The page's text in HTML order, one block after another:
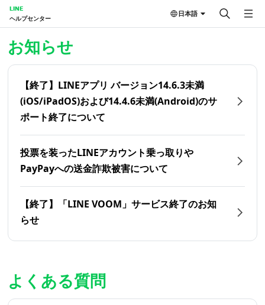
LINE
ヘルプセンター
日本語
お知らせ
【終了】LINEアプリ バージョン14.6.3未満
(iOS/iPadOS)および14.4.6未満(Android)のサ
ポート終了について
投票を装ったLINEアカウント乗っ取りや
PayPayへの送金詐欺被害について
【終了】「LINE VOOM」サービス終了のお知
らせ
よくある質問